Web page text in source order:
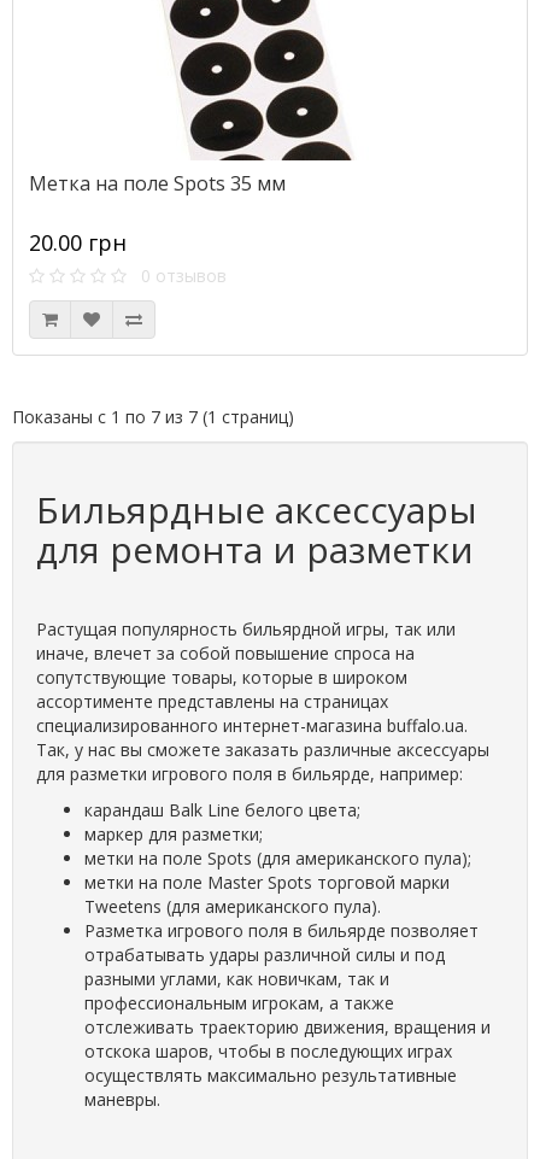
Метка на поле Spots 35 мм
20.00 грн
0 отзывов
Показаны с 1 по 7 из 7 (1 страниц)
Бильярдные аксессуары
для ремонта и разметки
Растущая популярность бильярдной игры, так или
иначе, влечет за собой повышение спроса на
сопутствующие товары, которые в широком
ассортименте представлены на страницах
специализированного интернет-магазина buffalo.ua.
Так, у нас вы сможете заказать различные аксессуары
для разметки игрового поля в бильярде, например:
карандаш Balk Line белого цвета;
маркер для разметки;
метки на поле Spots (для американского пула);
метки на поле Master Spots торговой марки
Tweetens (для американского пула).
Разметка игрового поля в бильярде позволяет
отрабатывать удары различной силы и под
разными углами, как новичкам, так и
профессиональным игрокам, а также
отслеживать траекторию движения, вращения и
отскока шаров, чтобы в последующих играх
осуществлять максимально результативные
маневры.